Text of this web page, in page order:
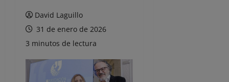
David Laguillo
31 de enero de 2026
3 minutos de lectura